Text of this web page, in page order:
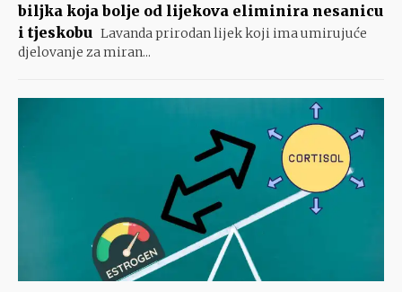
biljka koja bolje od lijekova eliminira nesanicu
i tjeskobu Lavanda prirodan lijek koji ima umirujuće
djelovanje za miran...